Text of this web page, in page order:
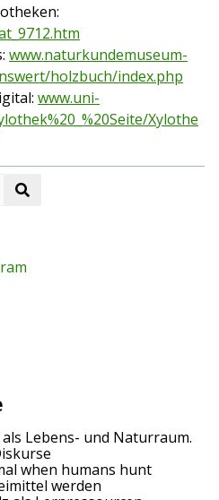
www.naturkundemuseum-
holzbuch/index.php
www.uni-
Xylothe
Lebens- und Naturraum.
when humans hunt
werden